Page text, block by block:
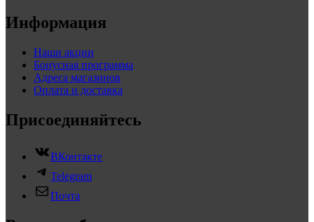
Информация
Наши акции
Бонусная программа
Адреса магазинов
Оплата и доставка
Присоединяйтесь
ВКонтакте
Telegram
Почта